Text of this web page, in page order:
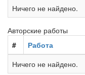
Ничего не найдено.
Авторские работы
#
Работа
Ничего не найдено.